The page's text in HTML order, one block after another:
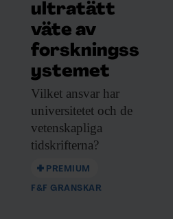
ultratätt
väte av
forskningss
ystemet
Vilket ansvar har
universitetet och de
vetenskapliga
tidskrifterna?
PREMIUM
F&F GRANSKAR